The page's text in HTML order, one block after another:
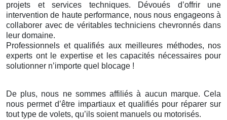
projets et services techniques. Dévoués d’offrir une
intervention de haute performance, nous nous engageons à
collaborer avec de véritables techniciens chevronnés dans
leur domaine.
Professionnels et qualifiés aux meilleures méthodes, nos
experts ont le expertise et les capacités nécessaires pour
solutionner n’importe quel blocage !
De plus, nous ne sommes affiliés à aucun marque. Cela
nous permet d’être impartiaux et qualifiés pour réparer sur
tout type de volets, qu’ils soient manuels ou motorisés.